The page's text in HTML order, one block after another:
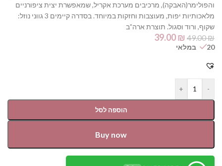
והפולימר(האבקה), מרכיבים מערכת אקריל, שמאפשרת יצית ציפורניים
מלאכותיות יפות, מעוצבות וחזקות במיוחד. בסדרה קיימים 3 גווני נוזל:
שקוף, ורוד וסגול. תוצרת ארה”ב
49.00₪
39.00₪
20 במלאי
-
+
הוספה לסל
Buy now